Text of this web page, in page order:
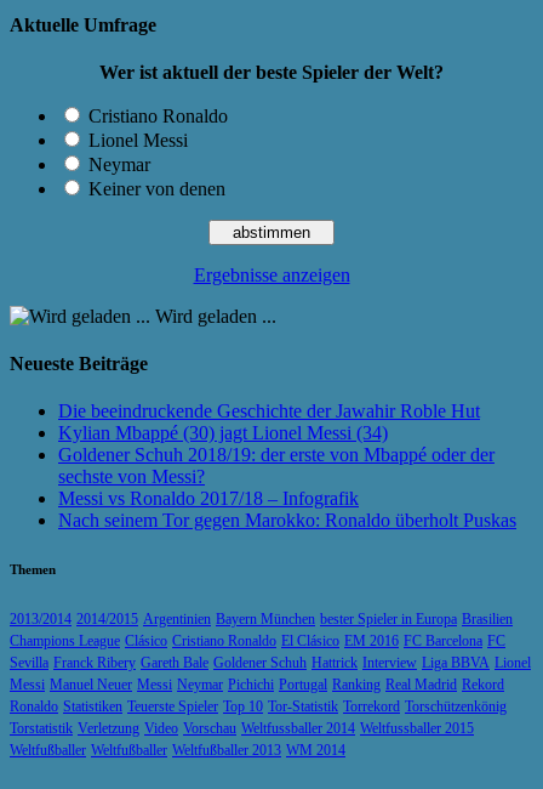
Aktuelle Umfrage
Wer ist aktuell der beste Spieler der Welt?
Cristiano Ronaldo
Lionel Messi
Neymar
Keiner von denen
Ergebnisse anzeigen
Wird geladen ...
Neueste Beiträge
Die beeindruckende Geschichte der Jawahir Roble Hut
Kylian Mbappé (30) jagt Lionel Messi (34)
Goldener Schuh 2018/19: der erste von Mbappé oder der
sechste von Messi?
Messi vs Ronaldo 2017/18 – Infografik
Nach seinem Tor gegen Marokko: Ronaldo überholt Puskas
Themen
2013/2014 2014/2015 Argentinien Bayern München bester Spieler in Europa Brasilien
Champions League Clásico Cristiano Ronaldo El Clásico EM 2016 FC Barcelona FC
Sevilla Franck Ribery Gareth Bale Goldener Schuh Hattrick Interview Liga BBVA Lionel
Messi Manuel Neuer Messi Neymar Pichichi Portugal Ranking Real Madrid Rekord
Ronaldo Statistiken Teuerste Spieler Top 10 Tor-Statistik Torrekord Torschützenkönig
Torstatistik Verletzung Video Vorschau Weltfussballer 2014 Weltfussballer 2015
Weltfußballer Weltfußballer Weltfußballer 2013 WM 2014